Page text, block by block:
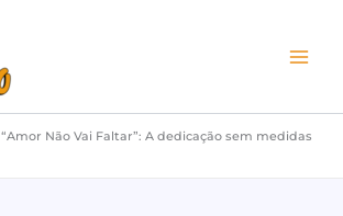
“Amor Não Vai Faltar”: A dedicação sem medidas